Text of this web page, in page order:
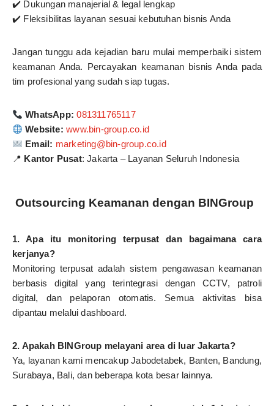
✔️ Dukungan manajerial & legal lengkap
✔️ Fleksibilitas layanan sesuai kebutuhan bisnis Anda
Jangan tunggu ada kejadian baru mulai memperbaiki sistem
keamanan Anda. Percayakan keamanan bisnis Anda pada
tim profesional yang sudah siap tugas.
WhatsApp: 081311765117
Website: www.bin-group.co.id
Email: marketing@bin-group.co.id
📍 Kantor Pusat: Jakarta – Layanan Seluruh Indonesia
Outsourcing Keamanan dengan BINGroup
1. Apa itu monitoring terpusat dan bagaimana cara
kerjanya?
Monitoring terpusat adalah sistem pengawasan keamanan
berbasis digital yang terintegrasi dengan CCTV, patroli
digital, dan pelaporan otomatis. Semua aktivitas bisa
dipantau melalui dashboard.
2. Apakah BINGroup melayani area di luar Jakarta?
Ya, layanan kami mencakup Jabodetabek, Banten, Bandung,
Surabaya, Bali, dan beberapa kota besar lainnya.